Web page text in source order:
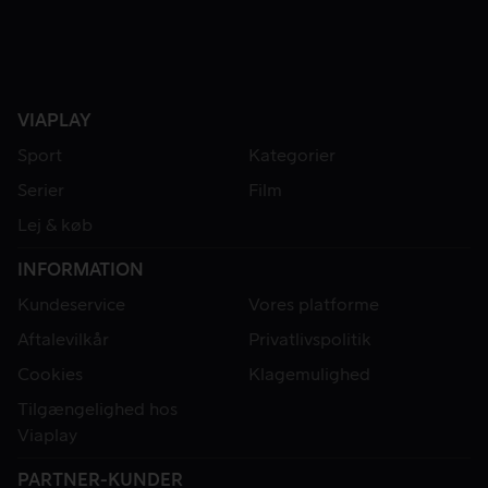
VIAPLAY
Sport
Kategorier
Serier
Film
Lej & køb
INFORMATION
Kundeservice
Vores platforme
Aftalevilkår
Privatlivspolitik
Cookies
Klagemulighed
Tilgængelighed hos
Viaplay
PARTNER-KUNDER